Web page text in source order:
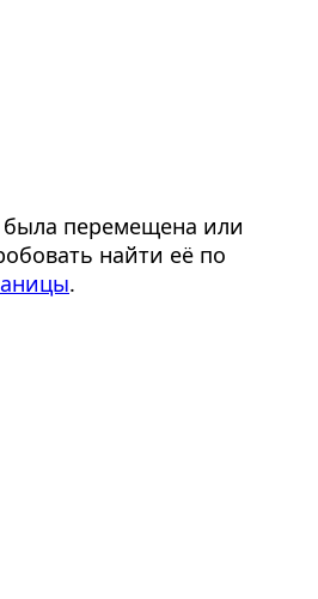
перемещена или
найти её по
.